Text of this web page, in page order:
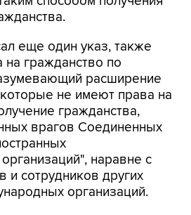
еще один указ, также
расширение
не имеют права на
гражданства,
врагов Соединенных
наравне с
сотрудников других
организаций.
внимание, что эти